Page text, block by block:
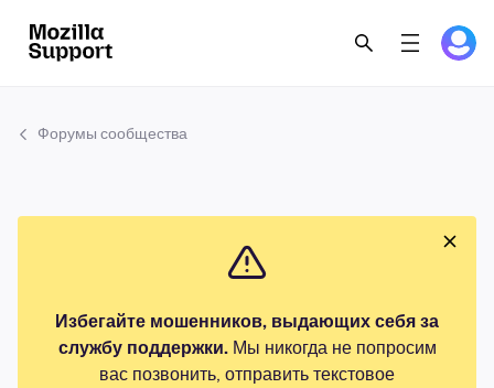
Форумы сообщества
Избегайте мошенников, выдающих себя за
службу поддержки.Мы никогда не попросим
вас позвонить, отправить текстовое